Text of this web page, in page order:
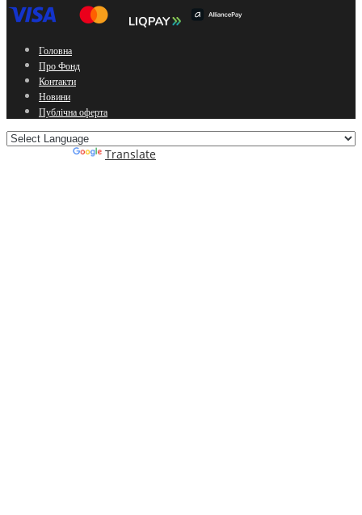
Головна
Про Фонд
Контакти
Новини
Публічна оферта
Translate